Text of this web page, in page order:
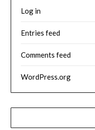
Log in
Entries feed
Comments feed
WordPress.org